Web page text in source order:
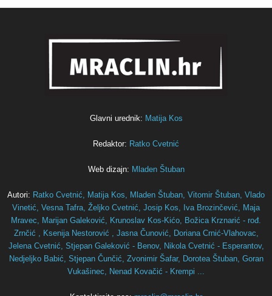
Glavni urednik: Matija Kos
Redaktor: Ratko Cvetnić
Web dizajn: Mladen Štuban
Autori: Ratko Cvetnić, Matija Kos, Mladen Štuban, Vitomir Štuban, Vlado
Vinetić, Vesna Tafra, Željko Cvetnić, Josip Kos, Iva Brozinčević,
Maja
Mravec,
Marijan Galeković, Krunoslav Kos-Kićo,
Božica Krznarić - rođ.
Zrnčić ,
Ksenija Nestorović , Jasna Čunović,
Doriana Crnić-Vlahovac,
Jelena Cvetnić, Stjepan Galeković - Benov, Nikola Cvetnić - Esperantov,
Nedjeljko Babić, Stjepan Čunčić, Zvonimir Šafar, Dorotea Štuban, Goran
Vukašinec,
Nenad Kovačić - Krempi ...